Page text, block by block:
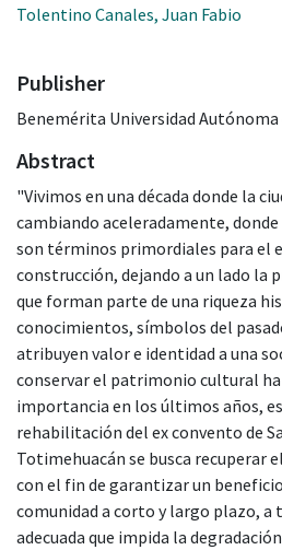
Tolentino Canales, Juan Fabio
Publisher
Benemérita Universidad Autónoma
Abstract
"Vivimos en una década donde la
cambiando aceleradamente,
son términos primordiales para el
construcción, dejando a un lado la
que forman parte de una riqueza
conocimientos, símbolos del
atribuyen valor e identidad a una
conservar el patrimonio cultural ha
importancia en los últimos años,
rehabilitación del ex convento de
Totimehuacán se busca recuperar
con el fin de garantizar un
comunidad a corto y largo plazo, a
adecuada que impida la